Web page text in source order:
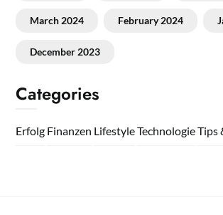
March 2024 February 2024
December 2023
Categories
Erfolg Finanzen LifestyleTechnologieTips